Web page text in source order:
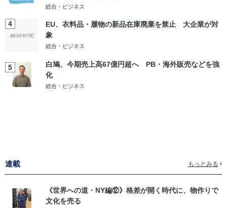
総合・ビジネス
4
EU、衣料品・履物の新品在庫廃棄を禁止 大企業が対
象
総合・ビジネス
5
白鳩、今期売上高67億円超へ PB・海外販売などを強
化
総合・ビジネス
連載 もっとみる
《世界への道・NY編⑫》格差が開く時代に、物作りで
文化を売る